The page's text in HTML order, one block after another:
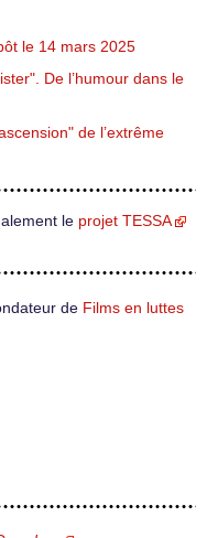
le 14 mars 2025
De l’humour dans le
de l’extrême
le projet TESSA
de Films en luttes